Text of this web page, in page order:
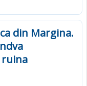
din Margina.